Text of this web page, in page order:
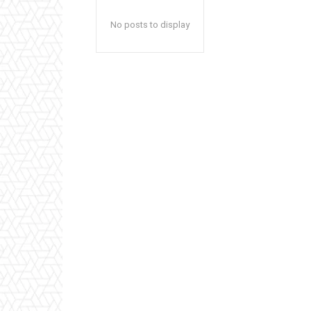
No posts to display